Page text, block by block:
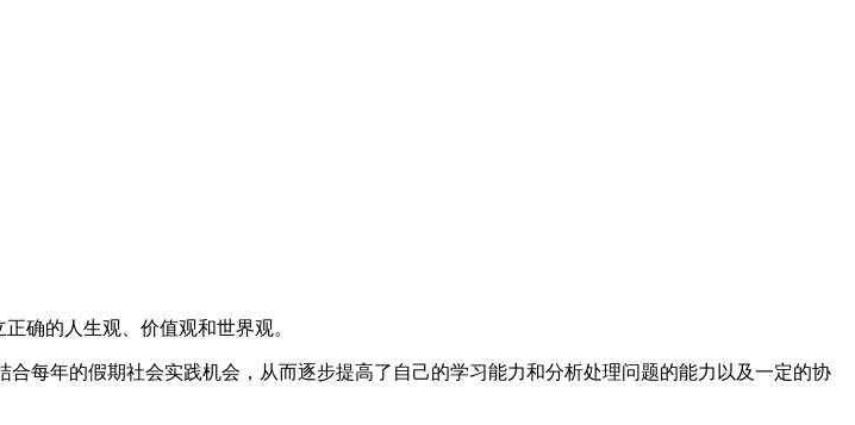
确的人生观、价值观和世界观。
每年的假期社会实践机会，从而逐步提高了自己的学习能力和分析处理问题的能力以及一定的协